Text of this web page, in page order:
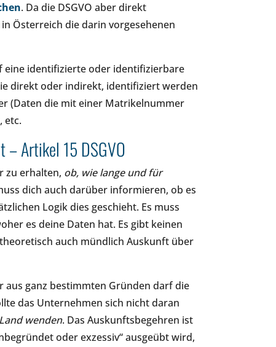
. Da die DSGVO aber direkt
Österreich die darin vorgesehenen
eine identifizierte oder identifizierbare
direkt oder indirekt, identifiziert werden
(Daten die mit einer Matrikelnummer
etc.
– Artikel 15 DSGVO
zu erhalten, ob, wie lange und für
dich auch darüber informieren, ob es
Logik dies geschieht. Es muss
es deine Daten hat. Es gibt keinen
auch mündlich Auskunft über
ganz bestimmten Gründen darf die
das Unternehmen sich nicht daran
wenden. Das Auskunftsbegehren ist
oder exzessiv“ ausgeübt wird,